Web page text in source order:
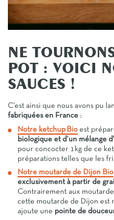
NE
POT : VOICI
SAUCES !
C’est ainsi que nous avons pu
fabriquées en France :
Notre ketchup Bio est
biologique et d’un mélange
pour concocter 1kg de ce
préparations telles que les
Notre moutarde de Dijon Bio
exclusivement à partir de
Contrairement aux
cette moutarde de Dijon est
ajoute une pointe de